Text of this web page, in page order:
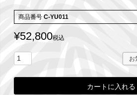
商品番号 C-YU011
¥52,800税込
お
カートに入れる